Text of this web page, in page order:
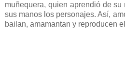
muñequera, quien aprendió de
sus manos los personajes. Así,
bailan, amamantan y reproducen